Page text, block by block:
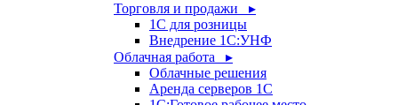
Торговля и продажи ▸
1С для розницы
Внедрение 1С:УНФ
Облачная работа ▸
Облачные решения
Аренда серверов 1С